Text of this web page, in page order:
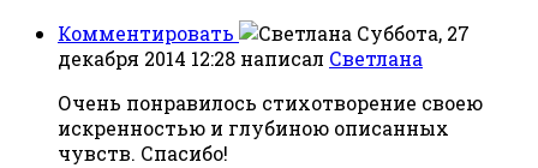
Комментировать
Суббота, 27
декабря 2014 12:28 написал Светлана
Очень понравилось стихотворение своею
искренностью и глубиною описанных
чувств. Спасибо!